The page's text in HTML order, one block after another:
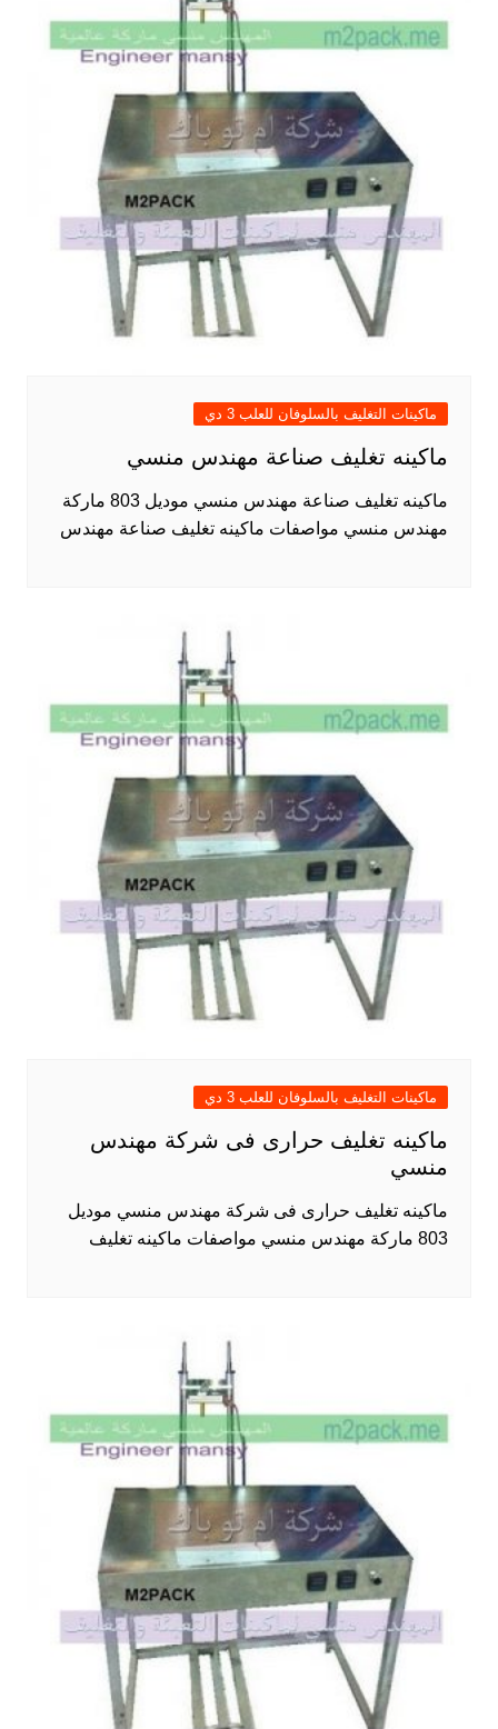
ماكينات التغليف بالسلوفان للعلب 3 دي
ماكينه تغليف صناعة مهندس منسي
ماكينه تغليف صناعة مهندس منسي موديل 803 ماركة
مهندس منسي مواصفات ماكينه تغليف صناعة مهندس
ماكينات التغليف بالسلوفان للعلب 3 دي
ماكينه تغليف حرارى فى شركة مهندس
منسي
ماكينه تغليف حرارى فى شركة مهندس منسي موديل
803 ماركة مهندس منسي مواصفات ماكينه تغليف